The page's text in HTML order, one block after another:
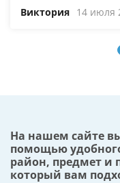
Виктория 14 июля
На нашем сайте
помощью
район, предмет и
который вам